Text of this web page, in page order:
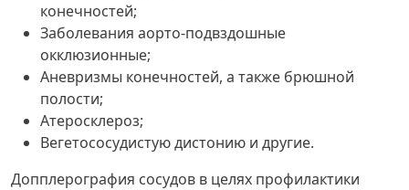
конечностей;
Заболевания аорто-подвздошные
окклюзионные;
Аневризмы конечностей, а также брюшной
полости;
Атеросклероз;
Вегетососудистую дистонию и другие.
Допплерография сосудов в целях профилактики